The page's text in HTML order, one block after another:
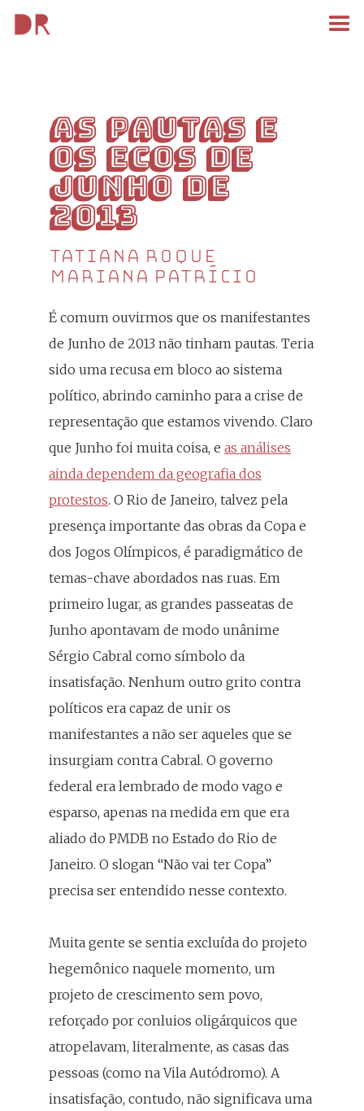
As pautas e
os ecos de
Junho de
2013
Tatiana Roque
Mariana Patrício
É comum ouvirmos que os manifestantes
de Junho de 2013 não tinham pautas. Teria
sido uma recusa em bloco ao sistema
político, abrindo caminho para a crise de
representação que estamos vivendo. Claro
que Junho foi muita coisa, e as análises
ainda dependem da geografia dos
protestos. O Rio de Janeiro, talvez pela
presença importante das obras da Copa e
dos Jogos Olímpicos, é paradigmático de
temas-chave abordados nas ruas. Em
primeiro lugar, as grandes passeatas de
Junho apontavam de modo unânime
Sérgio Cabral como símbolo da
insatisfação. Nenhum outro grito contra
políticos era capaz de unir os
manifestantes a não ser aqueles que se
insurgiam contra Cabral. O governo
federal era lembrado de modo vago e
esparso, apenas na medida em que era
aliado do PMDB no Estado do Rio de
Janeiro. O slogan “Não vai ter Copa”
precisa ser entendido nesse contexto.
Muita gente se sentia excluída do projeto
hegemônico naquele momento, um
projeto de crescimento sem povo,
reforçado por conluios oligárquicos que
atropelavam, literalmente, as casas das
pessoas (como na Vila Autódromo). A
insatisfação, contudo, não significava uma